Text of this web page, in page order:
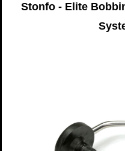
Stonfo - Elite